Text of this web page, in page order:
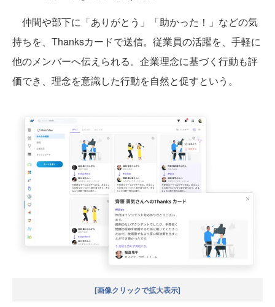
仲間や部下に「ありがとう」「助かった！」などの気
持ちを、Thanksカードで送信。従業員の活躍を、手軽に
他のメンバーへ伝えられる。企業理念に基づく行動も評
価でき、理念を意識した行動を自然と促すという。
[画像クリックで拡大表示]